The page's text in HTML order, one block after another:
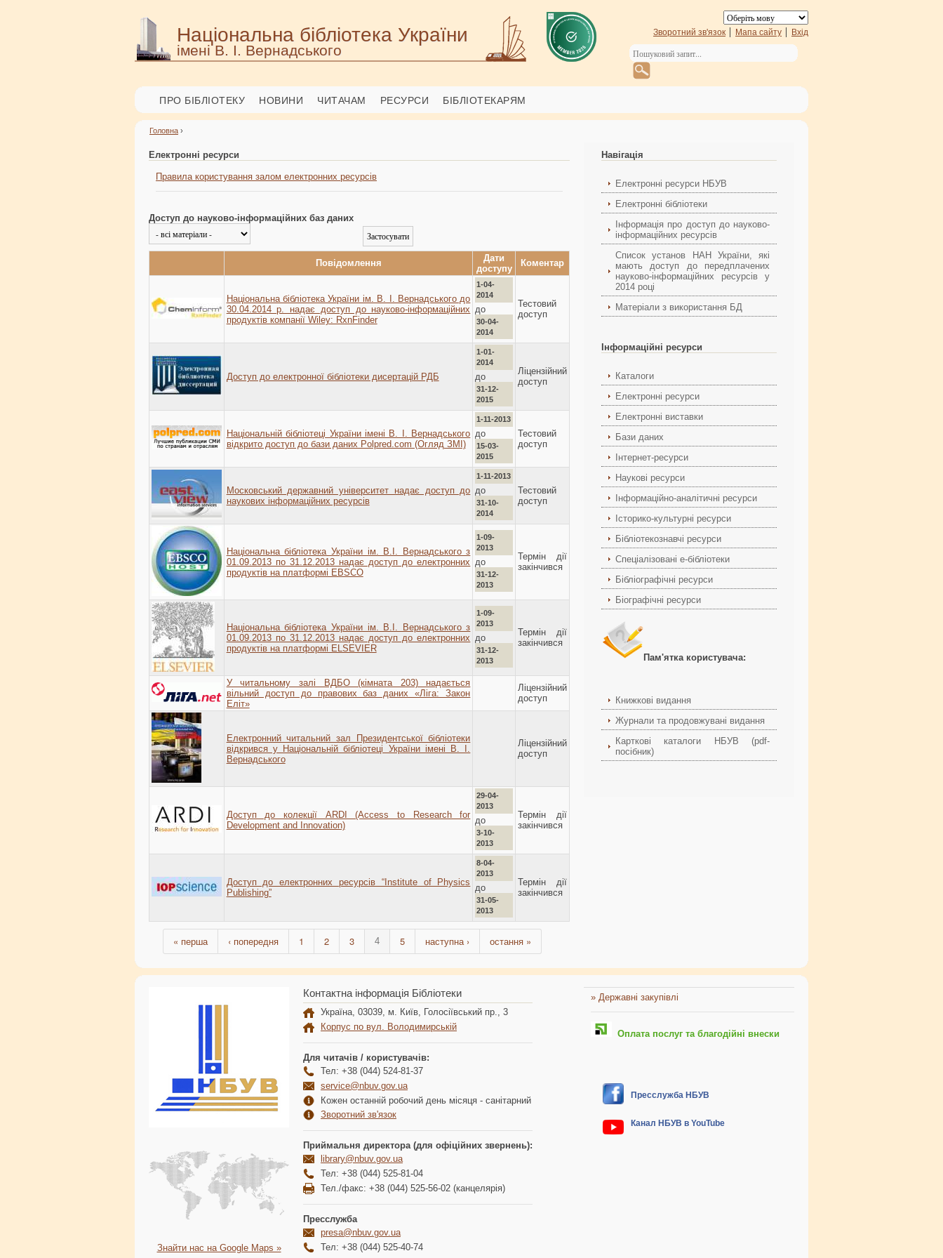
Національна бібліотека України
імені В. І. Вернадського
Зворотний зв'язок Мапа сайту Вхід
ПРО БІБЛІОТЕКУ НОВИНИ ЧИТАЧАМ РЕСУРСИ БІБЛІОТЕКАРЯМ
Головна ›
Електронні ресурси
Правила користування залом електронних ресурсів
Доступ до науково-інформаційних баз даних
Повідомлення
Дати
доступу
Коментар
Національна бібліотека України ім. В. І. Вернадського до
30.04.2014 р. надає доступ до науково-інформаційних
продуктів компанії Wiley: RxnFinder
1-04-
2014
до
30-04-
2014
Тестовий
доступ
Доступ до електронної бібліотеки дисертацій РДБ
1-01-
2014
до
31-12-
2015
Ліцензійний
доступ
Національній бібліотеці України імені В. І. Вернадського
відкрито доступ до бази даних Polpred.com (Огляд ЗМІ)
1-11-2013
до
15-03-
2015
Тестовий
доступ
Московський державний університет надає доступ до
наукових інформаційних ресурсів
1-11-2013
до
31-10-
2014
Тестовий
доступ
Національна бібліотека України ім. В.І. Вернадського з
01.09.2013 по 31.12.2013 надає доступ до електронних
продуктів на платформі EBSCO
1-09-
2013
до
31-12-
2013
Термін дії
закінчився
Національна бібліотека України ім. В.І. Вернадського з
01.09.2013 по 31.12.2013 надає доступ до електронних
продуктів на платформі ELSEVIER
1-09-
2013
до
31-12-
2013
Термін дії
закінчився
У читальному залі ВДБО (кімната 203) надається
вільний доступ до правових баз даних «Ліга: Закон
Еліт»
Ліцензійний
доступ
Електронний читальний зал Президентської бібліотеки
відкрився у Національній бібліотеці України імені В. І.
Вернадського
Ліцензійний
доступ
Доступ до колекції ARDI (Access to Research for
Development and Innovation)
29-04-
2013
до
3-10-
2013
Термін дії
закінчився
Доступ до електронних ресурсів “Institute of Physics
Publishing”
8-04-
2013
до
31-05-
2013
Термін дії
закінчився
« перша ‹ попередня 1 2 3 4 5 наступна › остання »
Навігація
Електронні ресурси НБУВ
Електронні бібліотеки
Інформація про доступ до науково-
інформаційних ресурсів
Список установ НАН України, які
мають доступ до передплачених
науково-інформаційних ресурсів у
2014 році
Матеріали з використання БД
Інформаційні ресурси
Каталоги
Електронні ресурси
Електронні виставки
Бази даних
Інтернет-ресурси
Наукові ресурси
Інформаційно-аналітичні ресурси
Історико-культурні ресурси
Бібліотекознавчі ресурси
Спеціалізовані е-бібліотеки
Бібліографічні ресурси
Біографічні ресурси
Пам'ятка користувача:
Книжкові видання
Журнали та продовжувані видання
Карткові каталоги НБУВ (pdf-
посібник)
Знайти нас на Google Maps »
Контактна інформація Бібліотеки
Україна, 03039, м. Київ, Голосіївський пр., 3
Корпус по вул. Володимирській
Для читачів / користувачів:
Тел: +38 (044) 524-81-37
service@nbuv.gov.ua
Кожен останній робочий день місяця - санітарний
Зворотний зв'язок
Приймальня директора (для офіційних звернень):
library@nbuv.gov.ua
Тел: +38 (044) 525-81-04
Тел./факс: +38 (044) 525-56-02 (канцелярія)
Пресслужба
presa@nbuv.gov.ua
Тел: +38 (044) 525-40-74
» Державні закупівлі
Оплата послуг та благодійні внески
Пресслужба НБУВ
Канал НБУВ в YouTube